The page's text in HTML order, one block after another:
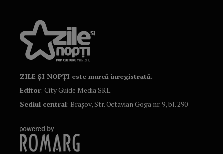
ZILE ȘI NOPȚI este marcă înregistrată.
Editor: City Guide Media SRL.
Sediul central: Brașov, Str. Octavian Goga nr. 9, bl. 290